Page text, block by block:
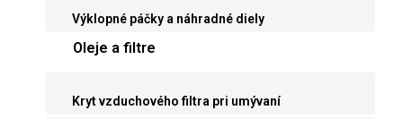
Výklopné páčky a náhradné diely
Oleje a filtre
Kryt vzduchového filtra pri umývaní